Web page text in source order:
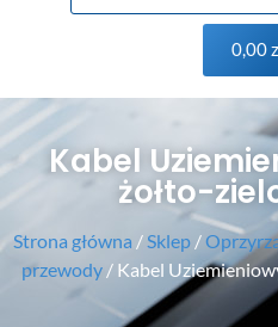
0,00
Kabel
żołto-
Strona główna / Sklep /
przewody / Kabel